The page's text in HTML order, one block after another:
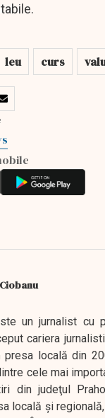
leu curs
un jurnalist cu
cariera
presa locală din
cele mai
din judeţul
locală şi